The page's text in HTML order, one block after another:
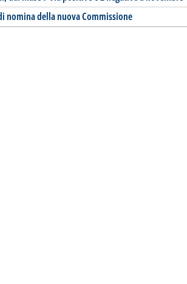
nomina della nuova Commissione